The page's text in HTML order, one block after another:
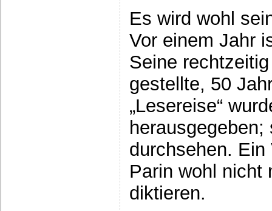
Es wird wohl
Vor einem Jahr
Seine
gestellte, 50
„Lesereise“
durchsehen.
Parin wohl nicht
diktieren.